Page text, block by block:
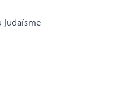
Judaïsme